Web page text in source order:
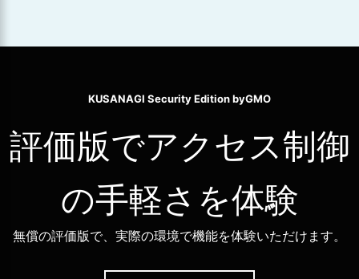
KUSANAGI Security Edition byGMO
評価版でアクセス制御
の手軽さを体験
無償の評価版で、実際の環境で機能を体験いただけます。